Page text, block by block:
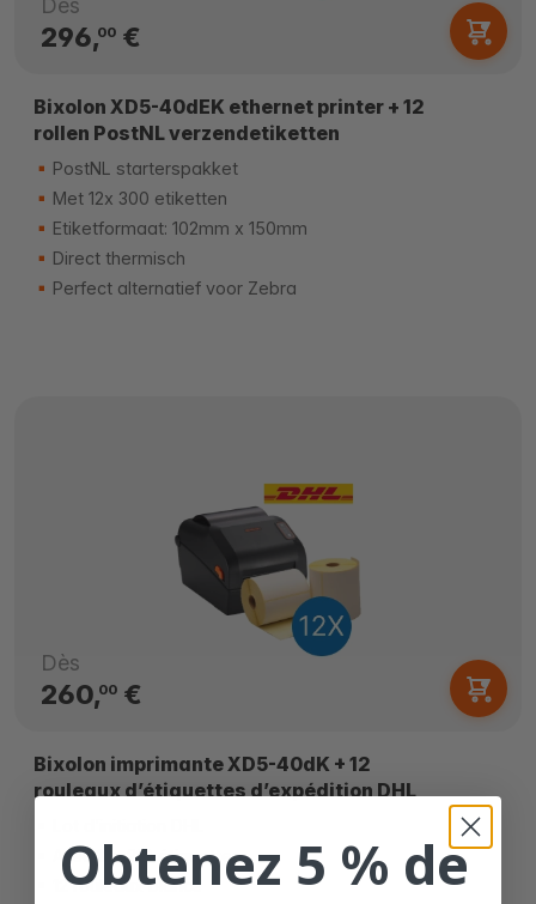
Dès
296,00€
Bixolon XD5-40dEK ethernet printer + 12
rollen PostNL verzendetiketten
PostNL starterspakket
Met 12x 300 etiketten
Etiketformaat: 102mm x 150mm
Direct thermisch
Perfect alternatief voor Zebra
Dès
260,00€
Bixolon imprimante XD5-40dK + 12
rouleaux d’étiquettes d’expédition DHL
Avec 12x 210 étiquettes
12 rouleaux blancs
Obtenez 5 % de